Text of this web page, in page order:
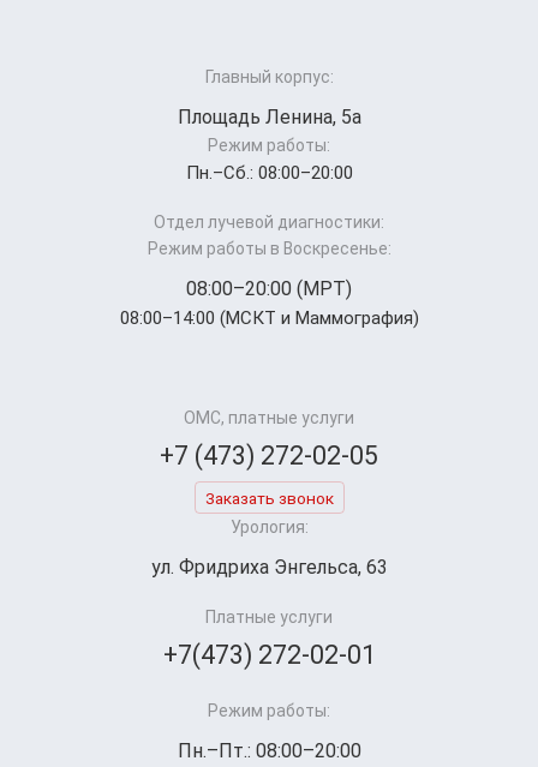
Главный корпус:
Площадь Ленина, 5а
Режим работы:
Пн.–Cб.: 08:00–20:00
Отдел лучевой диагностики:
Режим работы в Воскресенье:
08:00–20:00 (МРТ)
08:00–14:00 (МСКТ и Маммография)
ОМС, платные услуги
+7 (473) 272-02-05
Заказать звонок
Урология:
ул. Фридриха Энгельса, 63
Платные услуги
+7(473) 272-02-01
Режим работы:
Пн.–Пт.: 08:00–20:00